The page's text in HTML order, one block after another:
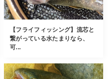
【フライフィッシング】流芯と
繋がっている水たまりなら、
可...